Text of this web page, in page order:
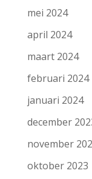
mei 2024
april 2024
maart 2024
februari 2024
januari 2024
december
november
oktober 2023